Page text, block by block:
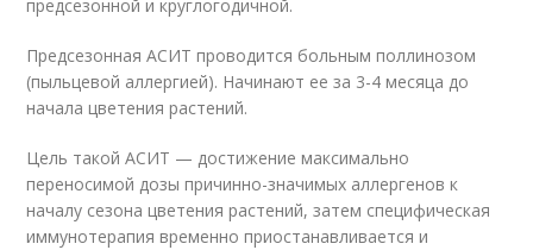
предсезонной и круглогодичной.
Предсезонная АСИТ проводится больным поллинозом
(пыльцевой аллергией). Начинают ее за 3-4 месяца до
начала цветения растений.
Цель такой АСИТ — достижение максимально
переносимой дозы причинно-значимых аллергенов к
началу сезона цветения растений, затем специфическая
иммунотерапия временно приостанавливается и